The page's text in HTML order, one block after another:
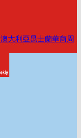
澳大利亞昆士蘭華商周